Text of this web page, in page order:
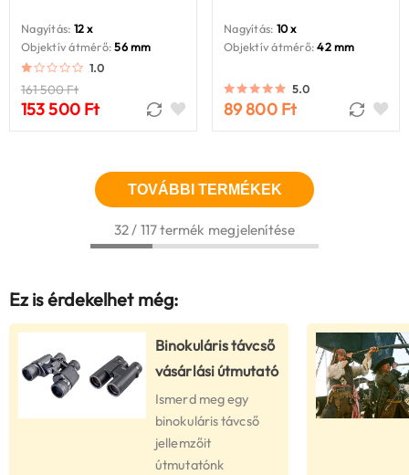
Nagyítás: 12 x
Objektív átmérő: 56 mm
1.0
161 500 Ft
153 500 Ft
Nagyítás: 10 x
Objektív átmérő: 42 mm
5.0
89 800 Ft
TOVÁBBI TERMÉKEK
32 / 117 termék megjelenítése
Ez is érdekelhet még:
Binokuláris távcső
vásárlási útmutató
Ismerd meg egy
binokuláris távcső
jellemzőit
útmutatónk